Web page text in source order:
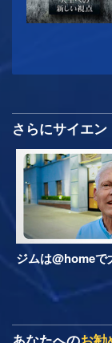
さらにサイエ
ジムは@homeで